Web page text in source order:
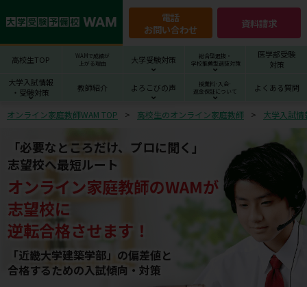
電話
お問い合わせ
資料請求
高校生TOP
WAMで成績が
上がる理由
大学受験対策
総合型選抜・
学校推薦型選抜対策
医学部受験
対策
大学入試情報
・受験対策
教師紹介 よろこびの声
授業料･入会･
返金保証について
よくある質問
オンライン家庭教師WAM TOP 高校生のオンライン家庭教師 大学入試
「必要なところだけ、プロに聞く」
志望校へ最短ルート
オンライン家庭教師のWAMが
志望校に
逆転合格させます！
「近畿大学建築学部」の偏差値と
合格するための⼊試傾向・対策